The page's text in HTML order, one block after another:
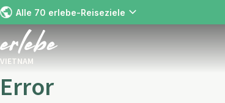
Alle 70 erlebe-Reiseziele
VIETNAM
Error